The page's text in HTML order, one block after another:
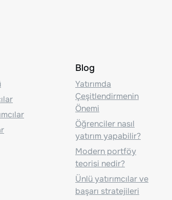
Blog
Yatırımda
Çeşitlendirmenin
Önemi
Öğrenciler nasıl
yatırım yapabilir?
Modern portföy
teorisi nedir?
Ünlü yatırımcılar ve
başarı stratejileri